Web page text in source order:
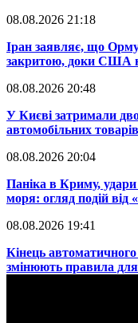
08.08.2026 21:18
​Іран заявляє, що
закритою, доки США
08.08.2026 20:48
​У Києві затримали
автомобільних
08.08.2026 20:04
Паніка в Криму,
моря: огляд подій
08.08.2026 19:41
​Кінець
змінюють правила для